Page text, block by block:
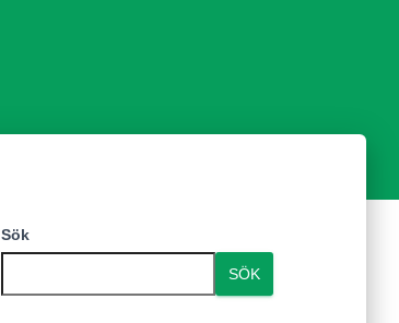
Sök
SÖK